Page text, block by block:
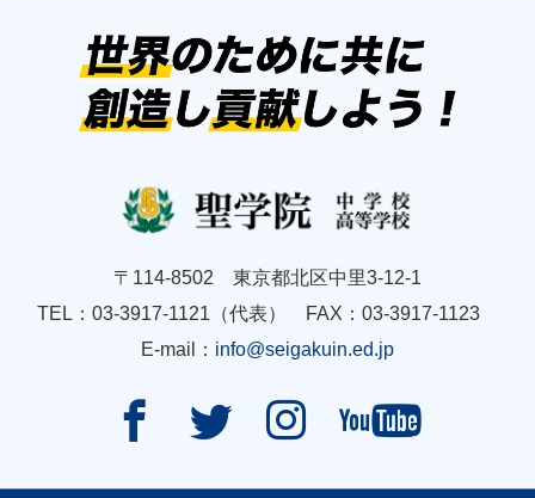
〒114-8502 東京都北区中里3-12-1
TEL：03-3917-1121（代表） FAX：03-3917-1123
E-mail： info@seigakuin.ed.jp
   